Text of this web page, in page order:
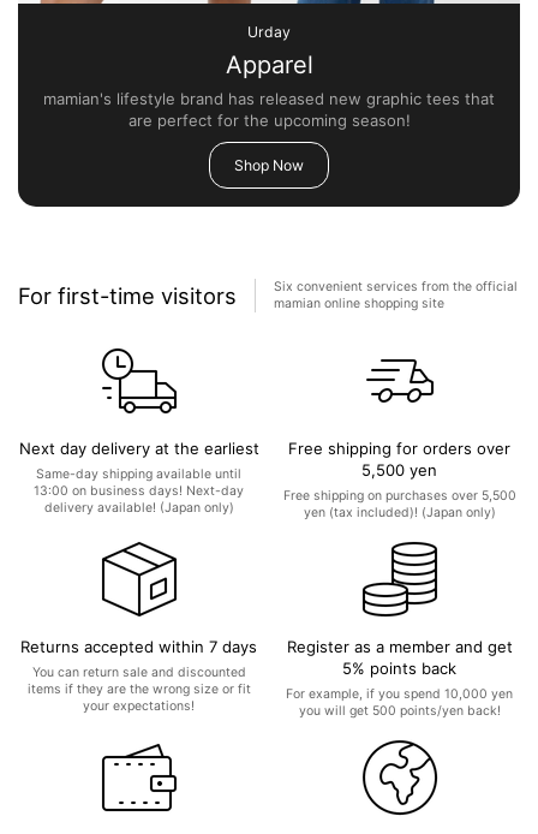
Urday
Apparel
mamian's lifestyle brand has released new graphic tees that
are perfect for the upcoming season!
Shop Now
For first-time visitors
Six convenient services from the official
mamian online shopping site
Next day delivery at the earliest
Same-day shipping available until
13:00 on business days! Next-day
delivery available! (Japan only)
Free shipping for orders over
5,500 yen
Free shipping on purchases over 5,500
yen (tax included)! (Japan only)
Returns accepted within 7 days
You can return sale and discounted
items if they are the wrong size or fit
your expectations!
Register as a member and get
5% points back
For example, if you spend 10,000 yen
you will get 500 points/yen back!